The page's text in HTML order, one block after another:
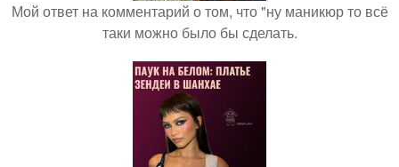
Мой ответ на комментарий о том, что "ну маникюр то всё
таки можно было бы сделать.